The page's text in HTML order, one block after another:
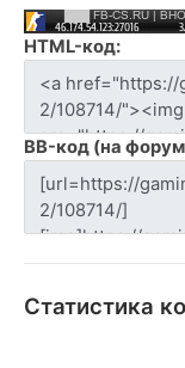
HTML-код:
BB-код (на
Статистика